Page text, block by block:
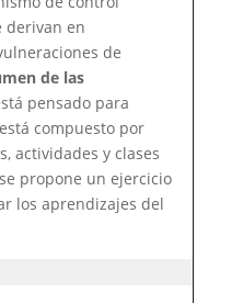
derivan en
de
de las
pensado para
compuesto por
actividades y clases
propone un ejercicio
los aprendizajes del